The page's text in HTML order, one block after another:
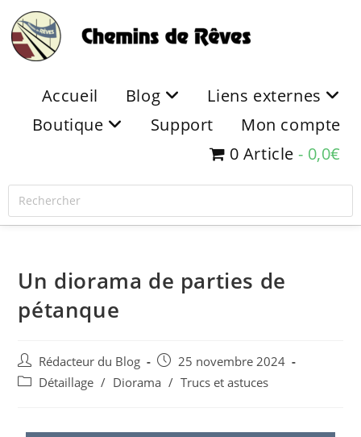
Accueil Blog
Liens externes
Boutique
Support
Mon compte
0 Article
0,0€
Un diorama de parties de
pétanque
Rédacteur du Blog
25 novembre 2024
Détaillage / Diorama / Trucs et astuces